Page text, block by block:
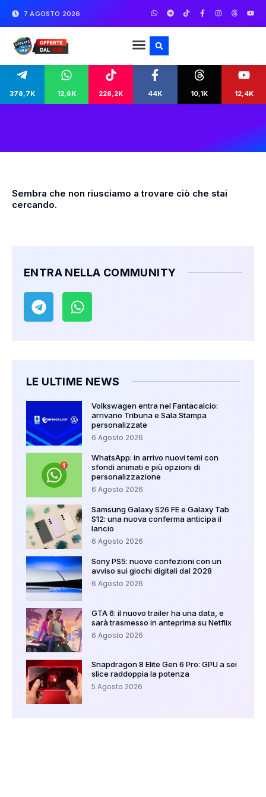
7 AGOSTO 2026
378,7K 12,6K 228,2K 44K 10,1K 12,4K
Sembra che non riusciamo a trovare ciò che stai
cercando.
ENTRA NELLA COMMUNITY
LE ULTIME NEWS
Volkswagen entra nel Fantacalcio:
arrivano Tribuna e Sala Stampa
personalizzate
6 Agosto 2026
WhatsApp: in arrivo nuovi temi con
sfondi animati e più opzioni di
personalizzazione
6 Agosto 2026
Samsung Galaxy S26 FE e Galaxy Tab
S12: una nuova conferma anticipa il
lancio
6 Agosto 2026
Sony PS5: nuove confezioni con un
avviso sui giochi digitali dal 2028
6 Agosto 2026
GTA 6: il nuovo trailer ha una data, e
sarà trasmesso in anteprima su Netflix
6 Agosto 2026
Snapdragon 8 Elite Gen 6 Pro: GPU a sei
slice raddoppia la potenza
5 Agosto 2026